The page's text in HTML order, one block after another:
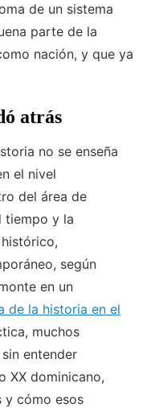
de un sistema
parte de la
nación, y que ya
atrás
no se enseña
el nivel
del área de
tiempo y la
según
en un
de la historia en el
muchos
entender
XX dominicano,
y cómo esos